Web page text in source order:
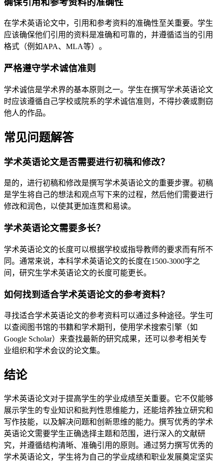
在学术英语论文中，引用和参考资料的准确性至关重要。学生
应该确保他们引用的资料是准确和可靠的，并遵循适当的引用
格式（例如APA、MLA等）。
严格遵守学术诚信准则
学术诚信是学术界的基本原则之一。学生在撰写学术英语论文
时应该遵循自己学校或院系的学术诚信准则，不得抄袭或剽窃
他人的作品。
常见问题解答
学术英语论文是否需要进行初稿和修改？
是的，进行初稿和修改是撰写学术英语论文的重要步骤。初稿
是学生将自己的想法和观点写下来的过程，然后他们需要进行
修改和润色，以使其更加连贯和易读。
学术英语论文需要多长？
学术英语论文的长度可以根据学校或指导教师的要求而有所不
同。通常来说，本科学术英语论文的长度在1500-3000字之
间，研究生学术英语论文的长度可能更长。
如何找到适合学术英语论文的参考资料？
寻找适合学术英语论文的参考资料可以通过多种途径。学生可
以查阅图书馆的书籍和学术期刊，使用学术搜索引擎（如
Google Scholar）来查找最新的研究成果，还可以参考相关专
业组织和学术会议的论文集。
结论
学术英语论文对于提高学生的学业成绩至关重要。它不仅能够
展示学生的专业知识和批判性思维能力，还能培养独立研究和
写作技能，以及解决问题和创新思维的能力。撰写优秀的学术
英语论文需要学生正确选择主题和范围，进行深入的文献研
究，并遵循结构清晰、准确引用的原则。通过努力撰写优秀的
学术英语论文，学生将为自己的学业成绩和职业发展奠定坚实